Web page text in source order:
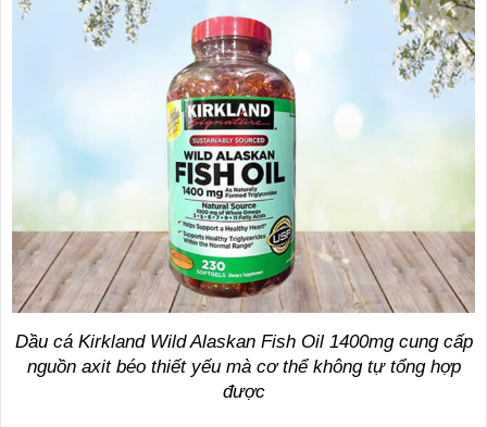
Dầu cá Kirkland Wild Alaskan Fish Oil 1400mg cung cấp
nguồn axit béo thiết yếu mà cơ thể không tự tổng hợp
được